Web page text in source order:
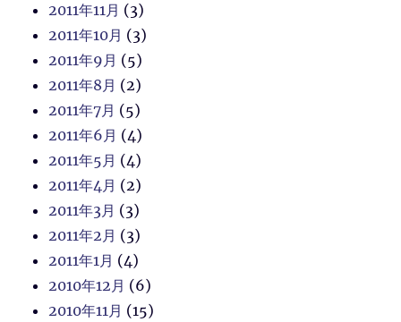
2011年11月 (3)
2011年10月 (3)
2011年9月 (5)
2011年8月 (2)
2011年7月 (5)
2011年6月 (4)
2011年5月 (4)
2011年4月 (2)
2011年3月 (3)
2011年2月 (3)
2011年1月 (4)
2010年12月 (6)
2010年11月 (15)